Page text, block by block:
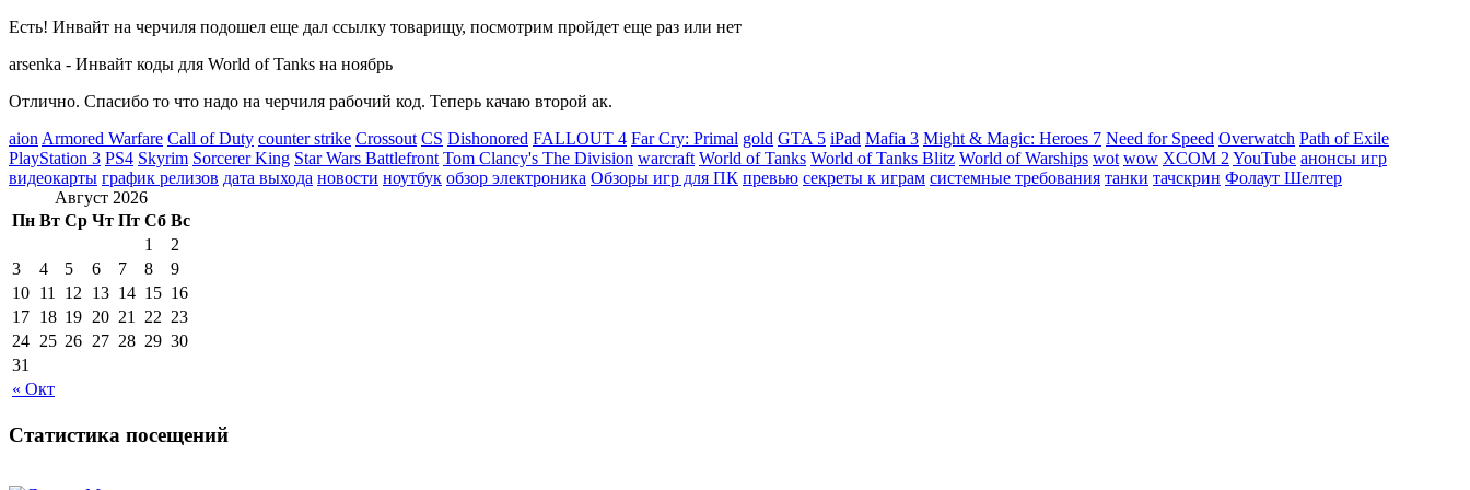
Есть! Инвайт на черчиля подошел еще дал ссылку товарищу, посмотрим пройдет еще раз или нет
arsenka - Инвайт коды для World of Tanks на ноябрь
Отлично. Спасибо то что надо на черчиля рабочий код. Теперь качаю второй ак.
aion Armored Warfare Call of Duty counter strike Crossout CS Dishonored FALLOUT 4 Far Cry: Primal gold GTA 5 iPad Mafia 3 Might & Magic: Heroes 7 Need for Speed Overwatch Path of Exile
PlayStation 3 PS4 Skyrim Sorcerer King Star Wars Battlefront Tom Clancy's The Division warcraft World of Tanks World of Tanks Blitz World of Warships wot wow XCOM 2 YouTube анонсы игр
видеокарты график релизов дата выхода новости ноутбук обзор электроника Обзоры игр для ПК превью секреты к играм системные требования танки тачскрин Фолаут Шелтер
Август 2026
Пн Вт Ср Чт Пт Сб Вс
« Окт
1
2
3
4 5 6 7 8
9
10 11 12 13 14 15 16
17 18 19 20 21 22 23
24 25 26 27 28 29 30
31
Статистика посещений